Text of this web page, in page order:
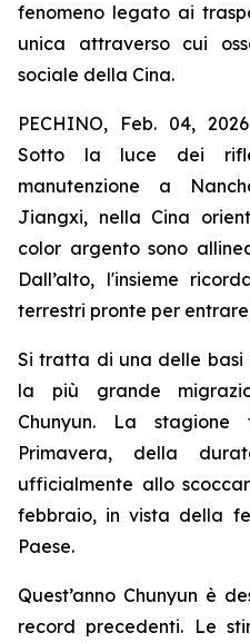
fenomeno legato ai
unica attraverso cui
sociale della Cina.
PECHINO, Feb. 04,
Sotto la luce dei
manutenzione a
Jiangxi, nella Cina
color argento sono
Dall’alto, l'insieme
terrestri pronte per entrare
Si tratta di una delle
la più grande
Chunyun. La
Primavera, della
ufficialmente allo
febbraio, in vista della
Paese.
Quest’anno Chunyun è
record precedenti. Le